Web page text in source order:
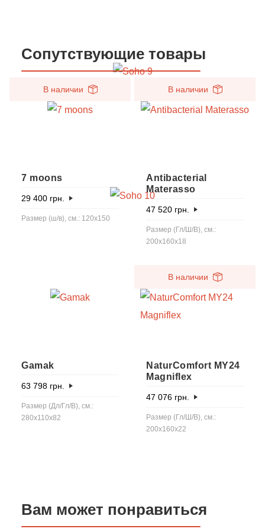
Сопутствующие товары
В наличии
7 moons
29 400 грн.
Размер (ш/в), см.: 120х150
В наличии
Antibacterial
Materasso
47 520 грн.
Размер (Гл/Ш/В), см.:
200x160x18
Gamak
63 798 грн.
Размер (Дл/Гл/В), см.:
280x110x82
В наличии
NaturComfort MY24
Magniflex
47 076 грн.
Размер (Гл/Ш/В), см.:
200x160x22
Вам может понравиться